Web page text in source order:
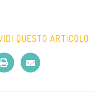
QUESTO ARTICOLO